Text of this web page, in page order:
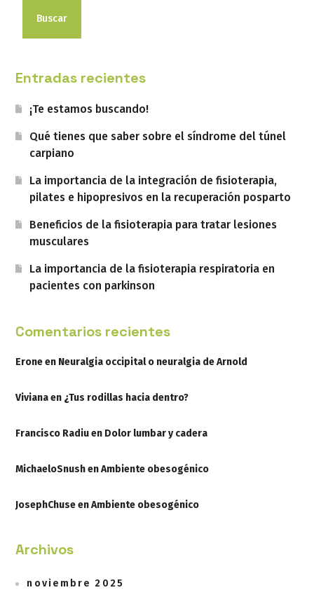
Buscar
Entradas recientes
¡Te estamos buscando!
Qué tienes que saber sobre el síndrome del túnel
carpiano
La importancia de la integración de fisioterapia,
pilates e hipopresivos en la recuperación posparto
Beneficios de la fisioterapia para tratar lesiones
musculares
La importancia de la fisioterapia respiratoria en
pacientes con parkinson
Comentarios recientes
Eroneen Neuralgia occipital o neuralgia de Arnold
Vivianaen ¿Tus rodillas hacia dentro?
Francisco Radiuen Dolor lumbar y cadera
MichaeloSnushenAmbiente obesogénico
JosephChuseenAmbiente obesogénico
Archivos
noviembre 2025